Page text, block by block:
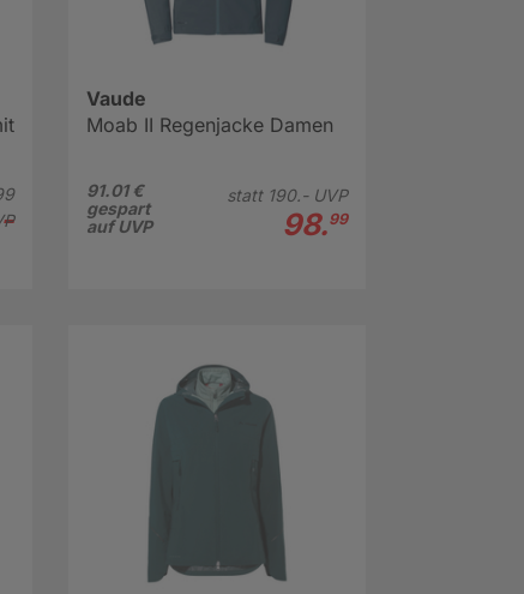
Vaude
Moab II Regenjacke Damen
91.01 €
gespart
auf UVP
statt 190.-UVP
98.99